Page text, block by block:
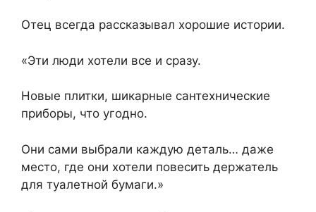
Отец всегда рассказывал хорошие истории.
«Эти люди хотели все и сразу.
Новые плитки, шикарные сантехнические
приборы, что угодно.
Они сами выбрали каждую деталь… даже
место, где они хотели повесить держатель
для туалетной бумаги.»